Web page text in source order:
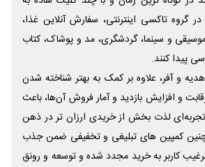
گروه تاکسی اینترنتی، سفارش آنلاین غذا،
موسیقی و سینما، گردشگری، مد و پوشاک، کتاب
پیدا کنند.
هدیه و آفر، علاوه بر کمک به بهتر شناخته شدن
و افزایش بازدید و آمار فروش آن‌ها، باعث
لذت بخش از خریدی ارزان تر در ذهن
کمپین های تبلیغی و تخفیفی ضمن جذب
کاربر به خرید مجدد شده و توسعه و رونق